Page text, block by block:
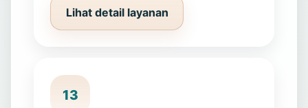
Lihat detail layanan
13